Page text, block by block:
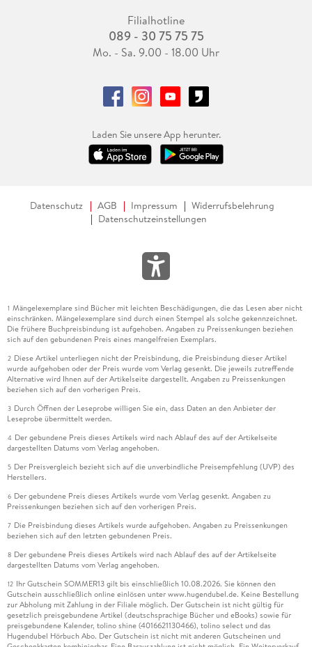
Filialhotline
089 - 30 75 75 75
Mo. - Sa. 9.00 - 18.00 Uhr
Laden Sie unsere App herunter.
Datenschutz AGB Impressum
Widerrufsbelehrung
Datenschutzeinstellungen
1 Mängelexemplare sind Bücher mit leichten Beschädigungen, die das Lesen aber nicht
einschränken. Mängelexemplare sind durch einen Stempel als solche gekennzeichnet.
Die frühere Buchpreisbindung ist aufgehoben. Angaben zu Preissenkungen beziehen
sich auf den gebundenen Preis eines mangelfreien Exemplars.
2 Diese Artikel unterliegen nicht der Preisbindung, die Preisbindung dieser Artikel
wurde aufgehoben oder der Preis wurde vom Verlag gesenkt. Die jeweils zutreffende
Alternative wird Ihnen auf der Artikelseite dargestellt. Angaben zu Preissenkungen
beziehen sich auf den vorherigen Preis.
3 Durch Öffnen der Leseprobe willigen Sie ein, dass Daten an den Anbieter der
Leseprobe übermittelt werden.
4 Der gebundene Preis dieses Artikels wird nach Ablauf des auf der Artikelseite
dargestellten Datums vom Verlag angehoben.
5 Der Preisvergleich bezieht sich auf die unverbindliche Preisempfehlung (UVP) des
Herstellers.
6 Der gebundene Preis dieses Artikels wurde vom Verlag gesenkt. Angaben zu
Preissenkungen beziehen sich auf den vorherigen Preis.
7 Die Preisbindung dieses Artikels wurde aufgehoben. Angaben zu Preissenkungen
beziehen sich auf den letzten gebundenen Preis.
8 Der gebundene Preis dieses Artikels wird nach Ablauf des auf der Artikelseite
dargestellten Datums vom Verlag angehoben.
12 Ihr Gutschein SOMMER13 gilt bis einschließlich 10.08.2026. Sie können den
Gutschein ausschließlich online einlösen unter www.hugendubel.de. Keine Bestellung
zur Abholung mit Zahlung in der Filiale möglich. Der Gutschein ist nicht gültig für
gesetzlich preisgebundene Artikel (deutschsprachige Bücher und eBooks) sowie für
preisgebundene Kalender, tolino shine (4016621130466), tolino select und das
Hugendubel Hörbuch Abo. Der Gutschein ist nicht mit anderen Gutscheinen und